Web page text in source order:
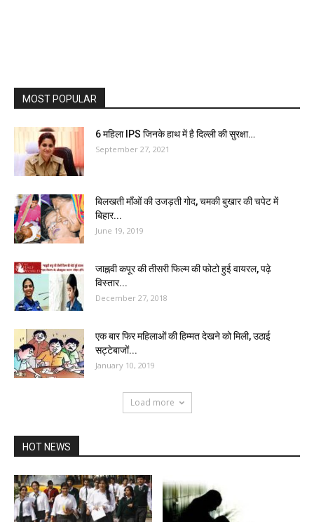
MOST POPULAR
6 महिला IPS जिनके हाथ में है दिल्ली की सुरक्षा…
September 27, 2021
बिलखती माँओं की उजड़ती गोद, चमकी बुखार की चपेट में
बिहार...
June 19, 2019
जाह्नवी कपूर की तीसरी फिल्म की फोटो हुई वायरल, पढ़े
विस्तार...
December 27, 2018
एक बार फिर महिलाओं की हिम्मत देखने को मिली, उठाई
सट्टेबाजों...
January 10, 2019
Load more
HOT NEWS